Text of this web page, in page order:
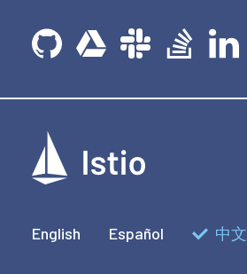
English Español 中文